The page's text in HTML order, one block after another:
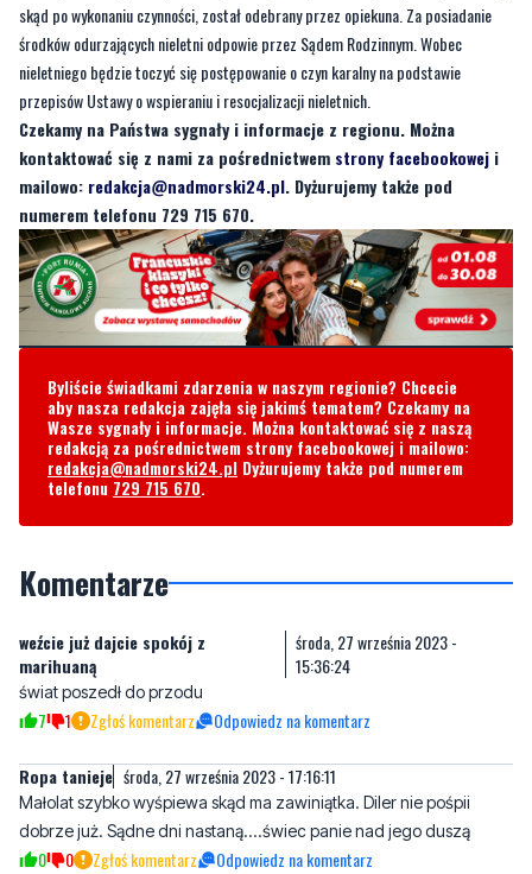
skąd po wykonaniu czynności, został odebrany przez opiekuna. Za posiadanie
środków odurzających nieletni odpowie przez Sądem Rodzinnym. Wobec
nieletniego będzie toczyć się postępowanie o czyn karalny na podstawie
przepisów Ustawy o wspieraniu i resocjalizacji nieletnich.
Czekamy na Państwa sygnały i informacje z regionu. Można
kontaktować się z nami za pośrednictwem strony facebookowej i
mailowo: redakcja@nadmorski24.pl. Dyżurujemy także pod
numerem telefonu 729 715 670.
Byliście świadkami zdarzenia w naszym regionie? Chcecie
aby nasza redakcja zajęła się jakimś tematem? Czekamy na
Wasze sygnały i informacje. Można kontaktować się z naszą
redakcją za pośrednictwem strony facebookowej i mailowo:
redakcja@nadmorski24.pl Dyżurujemy także pod numerem
telefonu 729 715 670.
Komentarze
weźcie już dajcie spokój z
marihuaną
środa, 27 września 2023 -
15:36:24
świat poszedł do przodu
7 1 Zgłoś komentarz Odpowiedz na komentarz
Ropa tanieje środa, 27 września 2023 - 17:16:11
Małolat szybko wyśpiewa skąd ma zawiniątka. Diler nie pośpii
dobrze już. Sądne dni nastaną....świec panie nad jego duszą
0 0 Zgłoś komentarz Odpowiedz na komentarz